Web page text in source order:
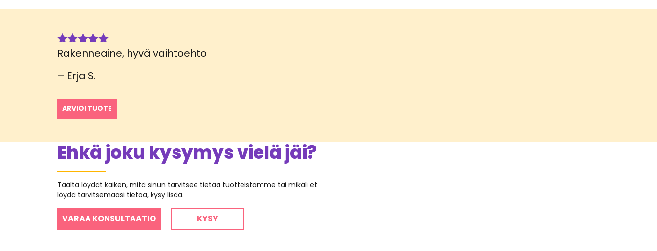
Arvostelu
/ 5
Rakenneaine, hyvä vaihtoehto
– Erja S.
ARVIOI TUOTE
Ehkä joku kysymys vielä jäi?
Täältä löydät kaiken, mitä sinun tarvitsee tietää tuotteistamme tai mikäli et
löydä tarvitsemaasi tietoa, kysy lisää.
VARAA KONSULTAATIO KYSY